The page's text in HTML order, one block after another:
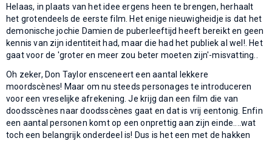
Helaas, in plaats van het idee ergens heen te brengen, herhaalt
het grotendeels de eerste film. Het enige nieuwigheidje is dat het
demonische jochie Damien de puberleeftijd heeft bereikt en geen
kennis van zijn identiteit had, maar die had het publiek al wel!. Het
gaat voor de 'groter en meer zou beter moeten zijn'-misvatting..
Oh zeker, Don Taylor ensceneert een aantal lekkere
moordscènes! Maar ​​om nu steeds personages te introduceren
voor een vreselijke afrekening. Je krijg dan een film die van
doodsscènes naar doodsscènes gaat en dat is vrij eentonig. Enfin
een aantal personen komt op een onprettig aan zijn einde....wat
toch een belangrijk onderdeel is! Dus is het een met de hakken